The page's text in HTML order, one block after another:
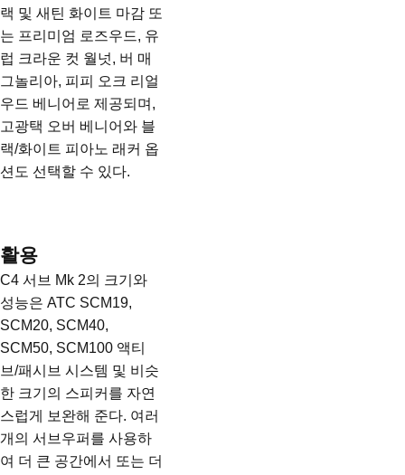
랙 및 새틴 화이트 마감 또
는 프리미엄 로즈우드, 유
럽 크라운 컷 월넛, 버 매
그놀리아, 피피 오크 리얼
우드 베니어로 제공되며,
고광택 오버 베니어와 블
랙/화이트 피아노 래커 옵
션도 선택할 수 있다.
활용
C4 서브 Mk 2의 크기와
성능은 ATC SCM19,
SCM20, SCM40,
SCM50, SCM100 액티
브/패시브 시스템 및 비슷
한 크기의 스피커를 자연
스럽게 보완해 준다. 여러
개의 서브우퍼를 사용하
여 더 큰 공간에서 또는 더